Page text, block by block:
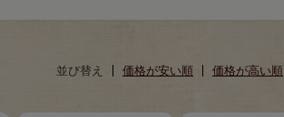
並び替え 価格が安い順 価格が高い順